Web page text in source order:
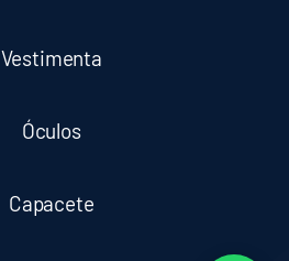
Vestimenta
Óculos
Capacete